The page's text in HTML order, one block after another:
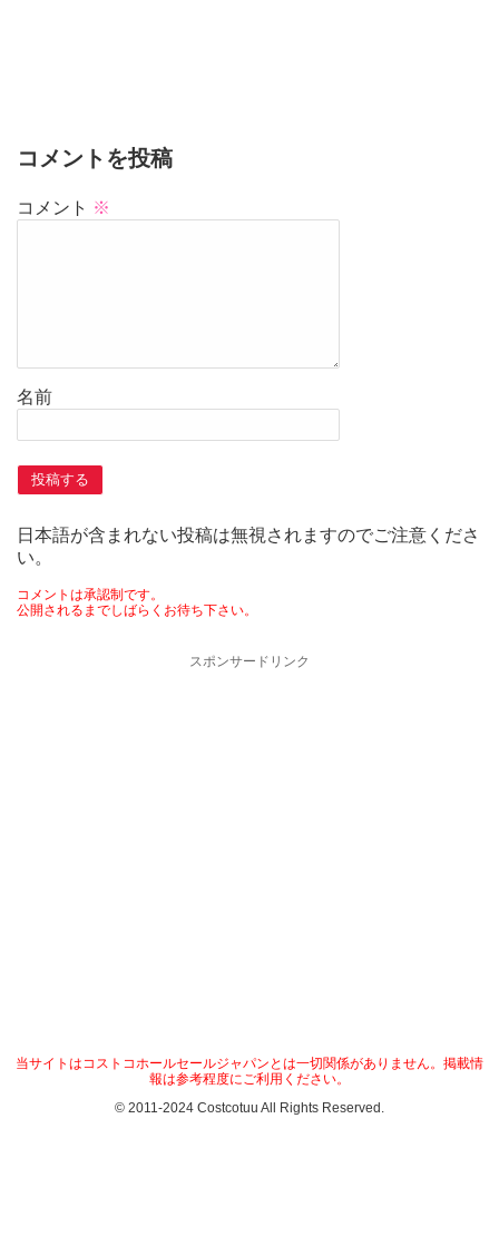
コメントを投稿
コメント ※
名前
日本語が含まれない投稿は無視されますのでご注意くださ
い。
コメントは承認制です。
公開されるまでしばらくお待ち下さい。
スポンサードリンク
当サイトはコストコホールセールジャパンとは一切関係がありません。掲載情
報は参考程度にご利用ください。
© 2011-2024 Costcotuu All Rights Reserved.